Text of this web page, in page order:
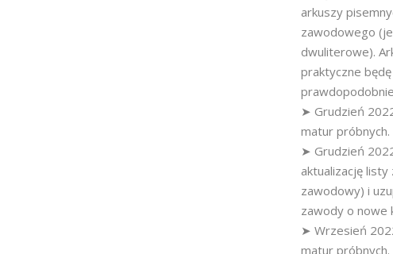
arkuszy
zawodowego
dwuliterowe).
praktyczne
➤ Grudzień
matur próbnych.
➤ Grudzień
aktualizację
zawodowy) i
zawody o nowe
➤ Wrzesień
matur próbnych.